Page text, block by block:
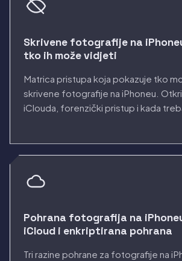
Skrivene fotografije na
tko ih može vidjeti
Matrica pristupa koja pokazuje tko
skrivene fotografije na iPhoneu.
iClouda, forenzički pristup i kada
Pohrana fotografija na
iCloud i enkriptirana pohrana
Tri razine pohrane za fotografije na